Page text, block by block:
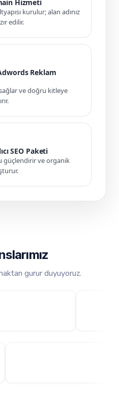
Hizmeti
kurulur; alan adınız
edilir.
Reklam
ve doğru kitleye
SEO Paketi
güçlendirir ve organik
gurur duyuyoruz.